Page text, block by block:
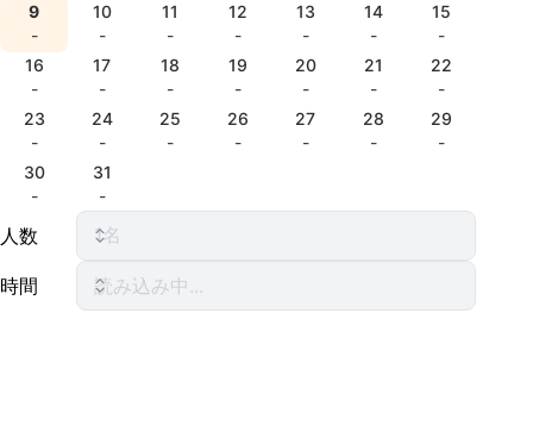
9
-
10
-
11
-
12
-
13
-
14
-
15
-
16
-
17
-
18
-
19
-
20
-
21
-
22
-
23
-
24
-
25
-
26
-
27
-
28
-
29
-
30
-
31
-
人数
時間